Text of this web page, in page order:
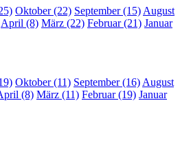
Oktober (22) September (15)August
April (8) März (22) Februar (21) Januar
Oktober (11) September (16)August
(8) März (11) Februar (19) Januar